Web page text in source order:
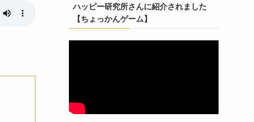
ハッピー研究所さんに紹介されました
【ちょっかんゲーム】